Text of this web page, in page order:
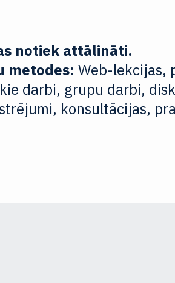
notiek attālināti.
metodes:Web-lekcijas,
darbi, grupu darbi,
konsultācijas,